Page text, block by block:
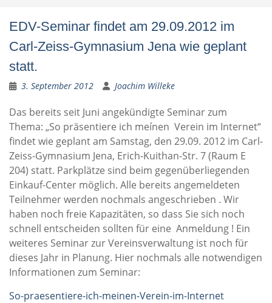
EDV-Seminar findet am 29.09.2012 im
Carl-Zeiss-Gymnasium Jena wie geplant
statt.
3. September 2012 Joachim Willeke
Das bereits seit Juni angekündigte Seminar zum
Thema: „So präsentiere ich meínen Verein im Internet“
findet wie geplant am Samstag, den 29.09. 2012 im Carl-
Zeiss-Gymnasium Jena, Erich-Kuithan-Str. 7 (Raum E
204) statt. Parkplätze sind beim gegenüberliegenden
Einkauf-Center möglich. Alle bereits angemeldeten
Teilnehmer werden nochmals angeschrieben . Wir
haben noch freie Kapazitäten, so dass Sie sich noch
schnell entscheiden sollten für eine Anmeldung ! Ein
weiteres Seminar zur Vereinsverwaltung ist noch für
dieses Jahr in Planung. Hier nochmals alle notwendigen
Informationen zum Seminar:
So-praesentiere-ich-meinen-Verein-im-Internet